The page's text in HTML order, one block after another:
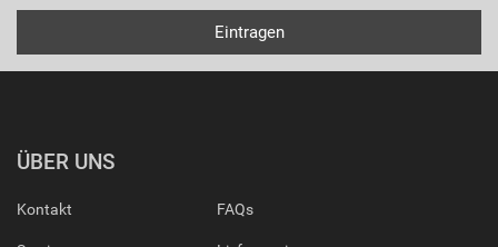
ÜBER UNS
Kontakt FAQs